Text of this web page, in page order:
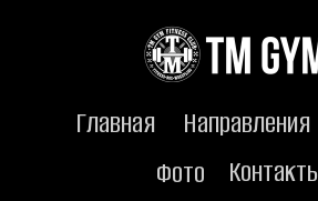
Главная
Фото
Направления